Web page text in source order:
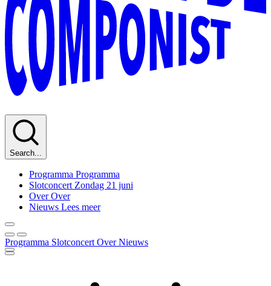
Search...
Programma Programma
Slotconcert Zondag 21 juni
Over Over
Nieuws Lees meer
Programma Slotconcert OverNieuws